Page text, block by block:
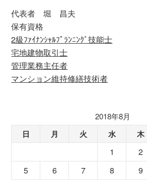
代表者 堀 昌夫
保有資格
2級ﾌｧｲﾅﾝｼｬﾙﾌﾟﾗﾝﾆﾝｸﾞ技能士
宅地建物取引士
管理業務主任者
マンション維持修繕技術者
2018年8月
日 月 火 水 木
1 2
5
6 7 8 9